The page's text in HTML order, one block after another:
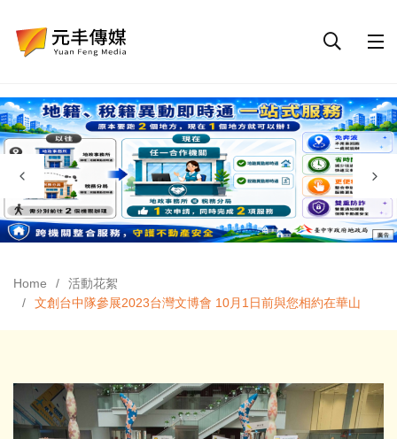
Home
活動花絮
文創台中隊參展2023台灣文博會 10月1日前與您相約在華山